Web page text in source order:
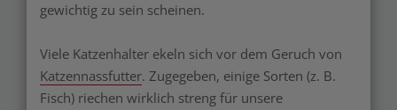
gewichtig zu sein scheinen.
Viele Katzenhalter ekeln sich vor dem Geruch von
Katzennassfutter. Zugegeben, einige Sorten (z. B.
Fisch) riechen wirklich streng für unsere